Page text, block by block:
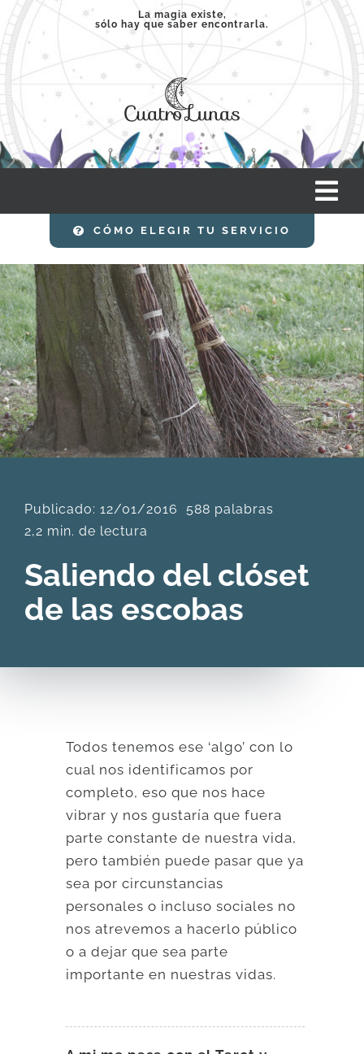
Saltar
contenido
La magia existe,
sólo hay que saber encontrarla.
INICIO
SERVICIOS
CLASES
DESCARGAS
PRODUCTOS
ARTÍCULOS
ACERCA
CONTACTO
Carrito
CÓMO ELEGIR TU SERVICIO
Publicado: 12/01/2016
588 palabras
2,2 min. de lectura
Saliendo del clóset
de las escobas
Todos tenemos ese ‘algo’ con lo
cual nos identificamos por
completo, eso que nos hace
vibrar y nos gustaría que fuera
parte constante de nuestra vida,
pero también puede pasar que ya
sea por circunstancias
personales o incluso sociales no
nos atrevemos a hacerlo público
o a dejar que sea parte
importante en nuestras vidas.